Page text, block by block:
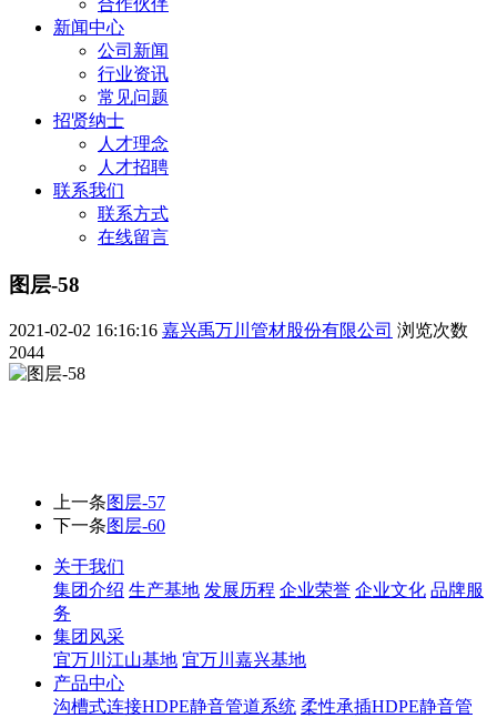
新闻中心
公司新闻
行业资讯
常见问题
招贤纳士
人才理念
人才招聘
联系我们
联系方式
在线留言
图层-58
2021-02-02 16:16:16 嘉兴禹万川管材股份有限公司 浏览次数
2044
上一条图层-57
下一条图层-60
关于我们
集团介绍 生产基地 发展历程 企业荣誉 企业文化 品牌服
务
集团风采
宜万川江山基地 宜万川嘉兴基地
产品中心
沟槽式连接HDPE静音管道系统 柔性承插HDPE静音管